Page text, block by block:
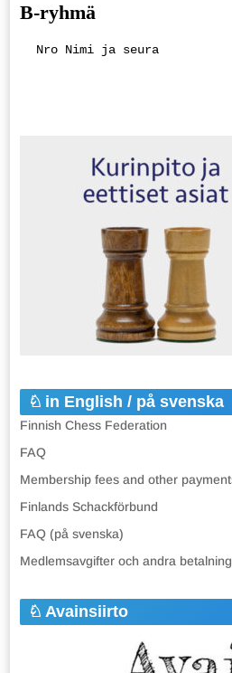
B-ryhmä
Nro Nimi ja seura
in English / på svenska
Finnish Chess Federation
FAQ
Membership fees and other
Finlands Schackförbund
FAQ (på svenska)
Medlemsavgifter och andra
Avainsiirto